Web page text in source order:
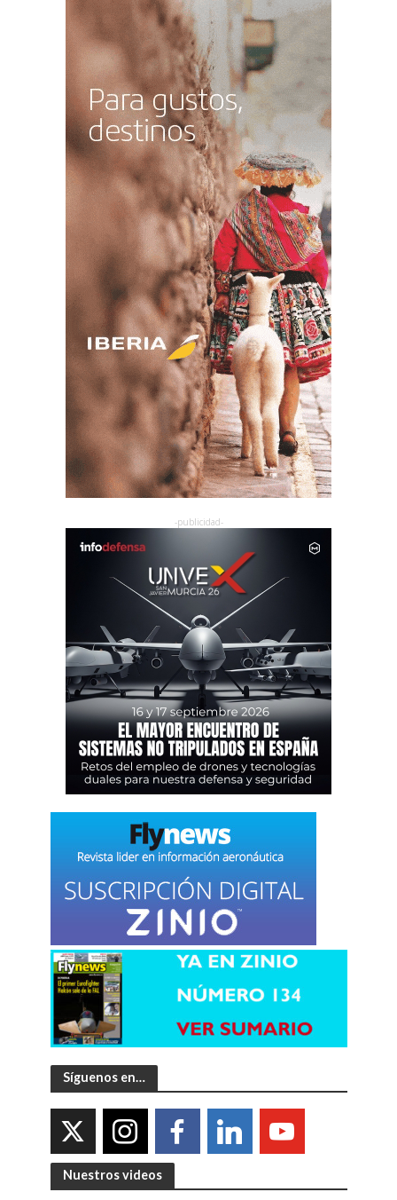
Síguenos en…
Nuestros videos